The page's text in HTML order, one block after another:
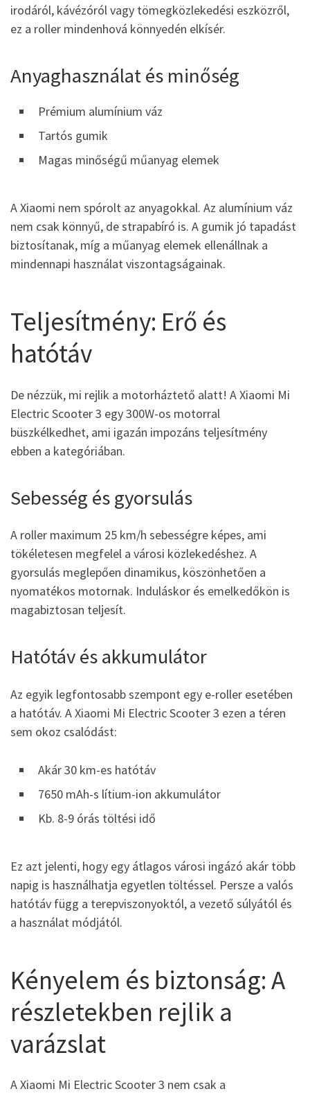
irodáról, kávézóról vagy tömegközlekedési eszközről,
ez a roller mindenhová könnyedén elkísér.
Anyaghasználat és minőség
Prémium alumínium váz
Tartós gumik
Magas minőségű műanyag elemek
A Xiaomi nem spórolt az anyagokkal. Az alumínium váz
nem csak könnyű, de strapabíró is. A gumik jó tapadást
biztosítanak, míg a műanyag elemek ellenállnak a
mindennapi használat viszontagságainak.
Teljesítmény: Erő és
hatótáv
De nézzük, mi rejlik a motorháztető alatt! A Xiaomi Mi
Electric Scooter 3 egy 300W-os motorral
büszkélkedhet, ami igazán impozáns teljesítmény
ebben a kategóriában.
Sebesség és gyorsulás
A roller maximum 25 km/h sebességre képes, ami
tökéletesen megfelel a városi közlekedéshez. A
gyorsulás meglepően dinamikus, köszönhetően a
nyomatékos motornak. Induláskor és emelkedőkön is
magabiztosan teljesít.
Hatótáv és akkumulátor
Az egyik legfontosabb szempont egy e-roller esetében
a hatótáv. A Xiaomi Mi Electric Scooter 3 ezen a téren
sem okoz csalódást:
Akár 30 km-es hatótáv
7650 mAh-s lítium-ion akkumulátor
Kb. 8-9 órás töltési idő
Ez azt jelenti, hogy egy átlagos városi ingázó akár több
napig is használhatja egyetlen töltéssel. Persze a valós
hatótáv függ a terepviszonyoktól, a vezető súlyától és
a használat módjától.
Kényelem és biztonság: A
részletekben rejlik a
varázslat
A Xiaomi Mi Electric Scooter 3 nem csak a